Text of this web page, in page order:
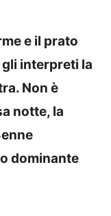
e il prato
interpreti la
Non è
notte, la
dominante